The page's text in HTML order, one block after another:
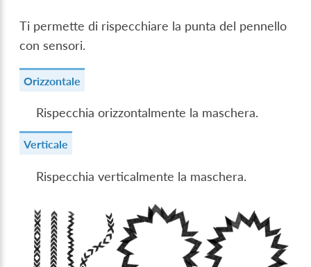
Ti permette di rispecchiare la punta del pennello
con sensori.
Orizzontale
Rispecchia orizzontalmente la maschera.
Verticale
Rispecchia verticalmente la maschera.